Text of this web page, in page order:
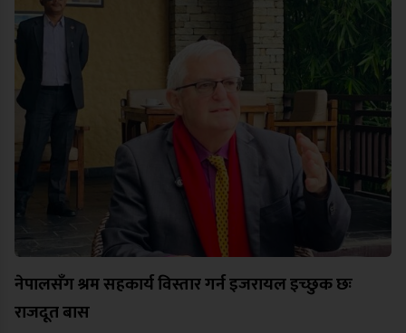
नेपालसँग श्रम सहकार्य विस्तार गर्न इजरायल इच्छुक छः
राजदूत बास